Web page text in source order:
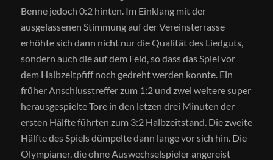
Benne jedoch 0:2 hinten. Im Einklang mit der
ausgelassenen Stimmung auf der Vereinsterrasse
erhöhte sich dann nicht nur die Qualität des Liedguts,
sondern auch die auf dem Feld, so dass das Spiel vor
dem Halbzeitpfiff noch gedreht werden konnte. Ein
früher Anschlusstreffer zum 1:2 und zwei weitere super
herausgespielte Tore in den letzen drei Minuten der
ersten Hälfte führten zum 3:2 Halbzeitstand. Die zweite
Hälfte des Spiels dümpelte dann lange vor sich hin. Die
Olympianer, die ohne Auswechselspieler angereist